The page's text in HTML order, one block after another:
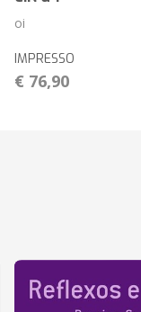
oi
IMPRESSO
€ 76,90